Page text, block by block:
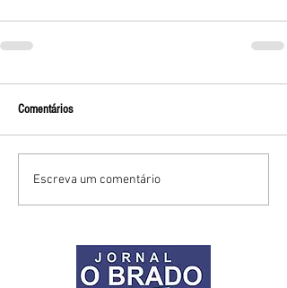
Comentários
Escreva um comentário